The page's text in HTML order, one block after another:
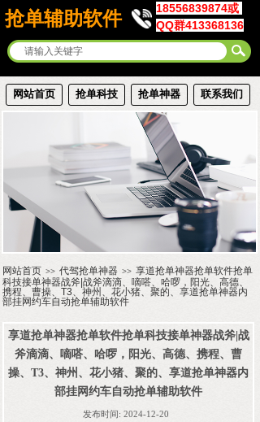
抢单辅助软件
18556839874或
QQ群413368136
网站首页 抢单科技 抢单神器 联系我们
网站首页 >> 代驾抢单神器 >> 享道抢单神器抢单软件抢单
科技接单神器战斧|战斧滴滴、嘀嗒、哈啰，阳光、高德、
携程、曹操、T3、神州、花小猪、聚的、享道抢单神器内
部挂网约车自动抢单辅助软件
享道抢单神器抢单软件抢单科技接单神器战斧|战
斧滴滴、嘀嗒、哈啰，阳光、高德、携程、曹
操、T3、神州、花小猪、聚的、享道抢单神器内
部挂网约车自动抢单辅助软件
发布时间: 2024-12-20